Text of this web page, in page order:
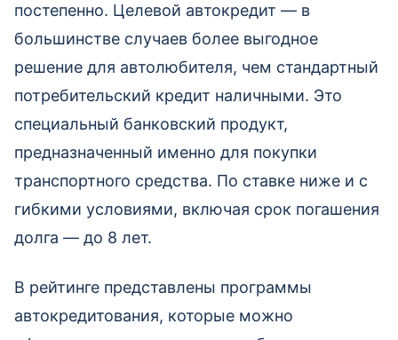
постепенно. Целевой автокредит — в
большинстве случаев более выгодное
решение для автолюбителя, чем стандартный
потребительский кредит наличными. Это
специальный банковский продукт,
предназначенный именно для покупки
транспортного средства. По ставке ниже и с
гибкими условиями, включая срок погашения
долга — до 8 лет.
В рейтинге представлены программы
автокредитования, которые можно